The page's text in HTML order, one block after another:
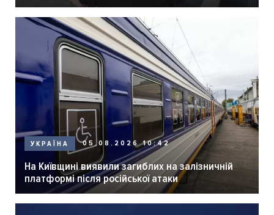
УКРАЇНА 05.08.2026 10:42
На Київщині виявили загиблих на залізничній
платформі після російської атаки